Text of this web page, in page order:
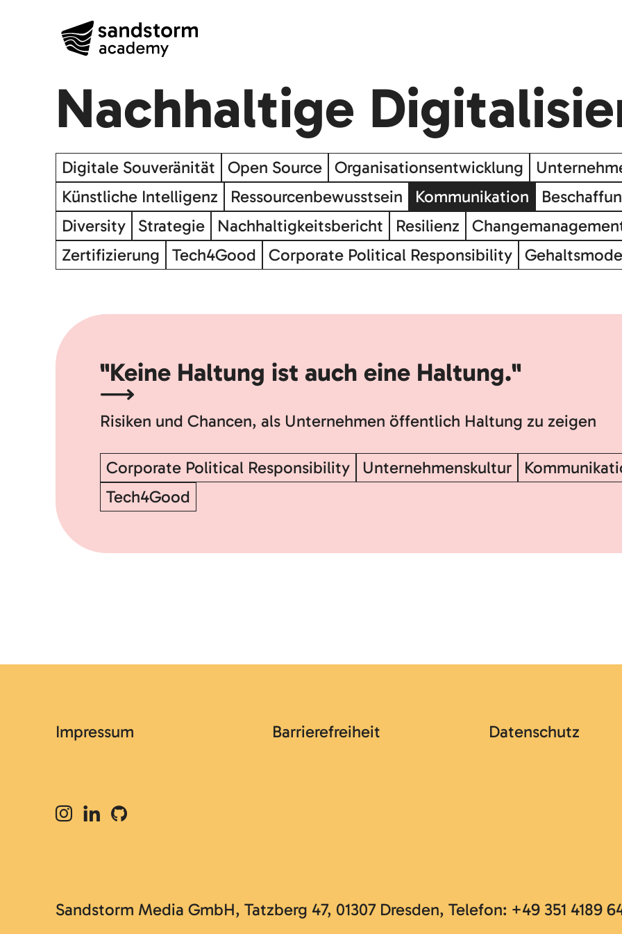
Nachhaltige
Digitale Souveränität Open Source Organisationsentwicklung
Künstliche Intelligenz
Ressourcenbewusstsein Kommunikation
Diversity
Strategie Nachhaltigkeitsbericht Resilienz
Zertifizierung
Tech4Good Corporate Political Responsibility
"Keine Haltung ist auch eine Haltung."
Risiken und Chancen, als Unternehmen öffentlich Haltung zu zeigen
Corporate Political Responsibility Unternehmenskultur
Tech4Good
Impressum Barrierefreiheit Datenschutz
Sandstorm Media GmbH, Tatzberg 47, 01307 Dresden, Telefon: +49 351 4189